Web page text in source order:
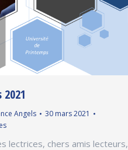
Angels
30 mars 2021
lectrices, chers amis lecteurs,